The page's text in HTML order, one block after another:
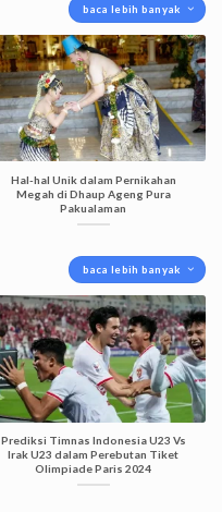
baca lebih banyak
Hal-hal Unik dalam Pernikahan
Megah di Dhaup Ageng Pura
Pakualaman
baca lebih banyak
Prediksi Timnas Indonesia U23 Vs
Irak U23 dalam Perebutan Tiket
Olimpiade Paris 2024